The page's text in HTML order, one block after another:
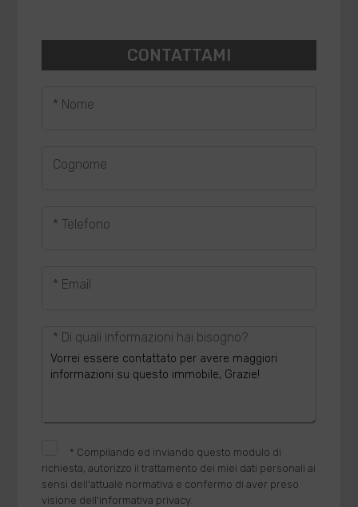
CONTATTAMI
* Nome
Cognome
* Telefono
* Email
* Di quali informazioni hai bisogno?
* Compilando ed inviando questo modulo di
richiesta, autorizzo il trattamento dei miei dati personali ai
sensi dell'attuale normativa e confermo di aver preso
visione dell'informativa privacy.